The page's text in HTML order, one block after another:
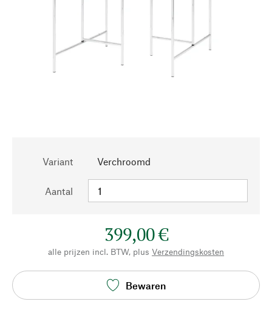
Variant Verchroomd
Aantal
399,00 €
alle prijzen incl. BTW, plus Verzendingskosten
Bewaren